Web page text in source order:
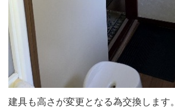
建具も高さが変更となる為交換します。